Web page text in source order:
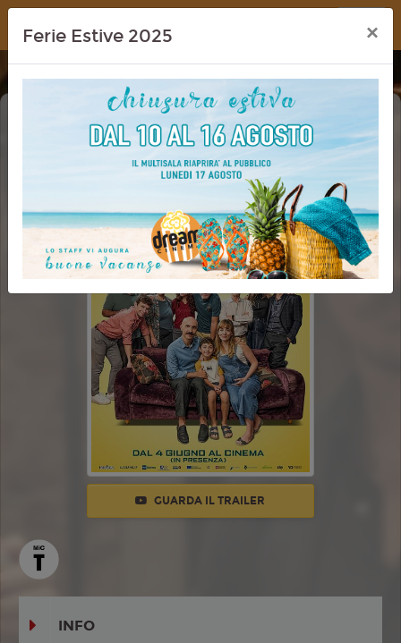
Dream Cinema
SMART WORKING
CINEMA IN FESTA
GUARDA IL TRAILER
INFO
Ferie Estive 2025 ×